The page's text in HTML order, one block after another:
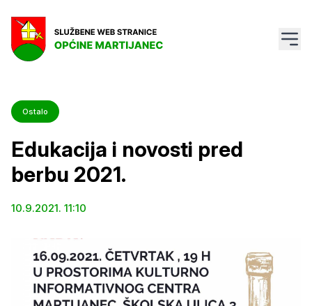
Ostalo
Edukacija i novosti pred
berbu 2021.
10.9.2021. 11:10